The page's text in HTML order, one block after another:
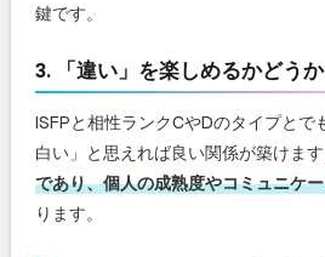
鍵です。
3. 「違い」を楽しめるかどうか
ISFPと相性ランクCやDのタイプとで
白い」と思えれば良い関係が築けます
であり、個人の成熟度やコミュニケ
ります。